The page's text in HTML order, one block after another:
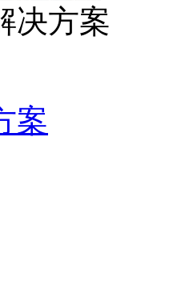
决方案
案